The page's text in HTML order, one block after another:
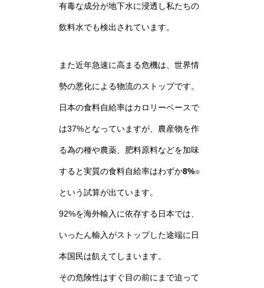
有毒な成分が地下水に浸透し私たちの
飲料水でも検出されています。
また近年急速に高まる危機は、世界情
勢の悪化による物流のストップです。
日本の食料自給率はカロリーベースで
は37%となっていますが、農産物を作
る為の種や農薬、肥料原料などを加味
すると実質の食料自給率はわずか8%※
という試算が出ています。
92%を海外輸入に依存する日本では、
いったん輸入がストップした途端に日
本国民は飢えてしまいます。
その危険性はすぐ目の前にまで迫って